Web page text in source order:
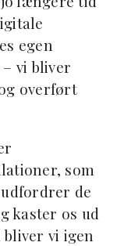
egen
vi bliver
overført
som
de
kaster os ud
vi igen